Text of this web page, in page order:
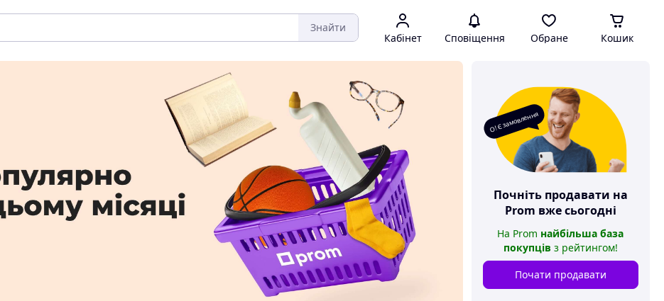
Знайти
Кабінет Сповіщення Обране Кошик
О! Є замовлення
Почніть продавати на
Prom вже сьогодні
На Prom найбільша база
покупців з рейтингом!
Почати продавати